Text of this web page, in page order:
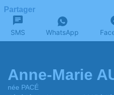
Partager
SMS WhatsApp
Anne-Marie
née PACÉ